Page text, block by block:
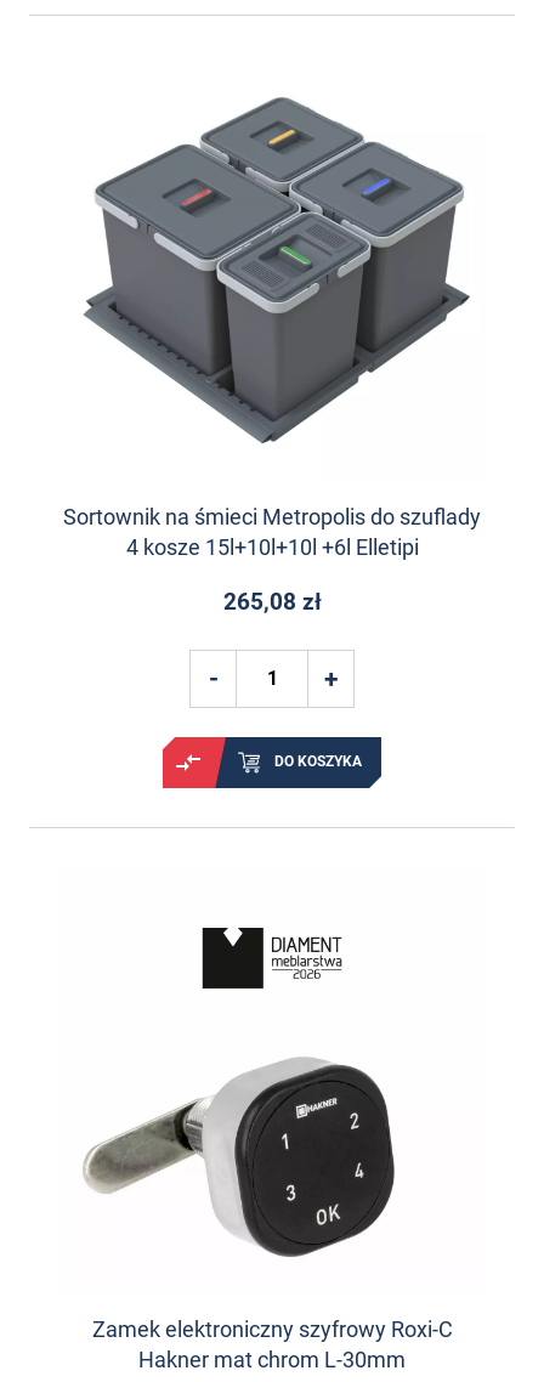
Sortownik na śmieci Metropolis do szuflady
4 kosze 15l+10l+10l +6l Elletipi
265,08 zł
DO KOSZYKA
Zamek elektroniczny szyfrowy Roxi-C
Hakner mat chrom L-30mm